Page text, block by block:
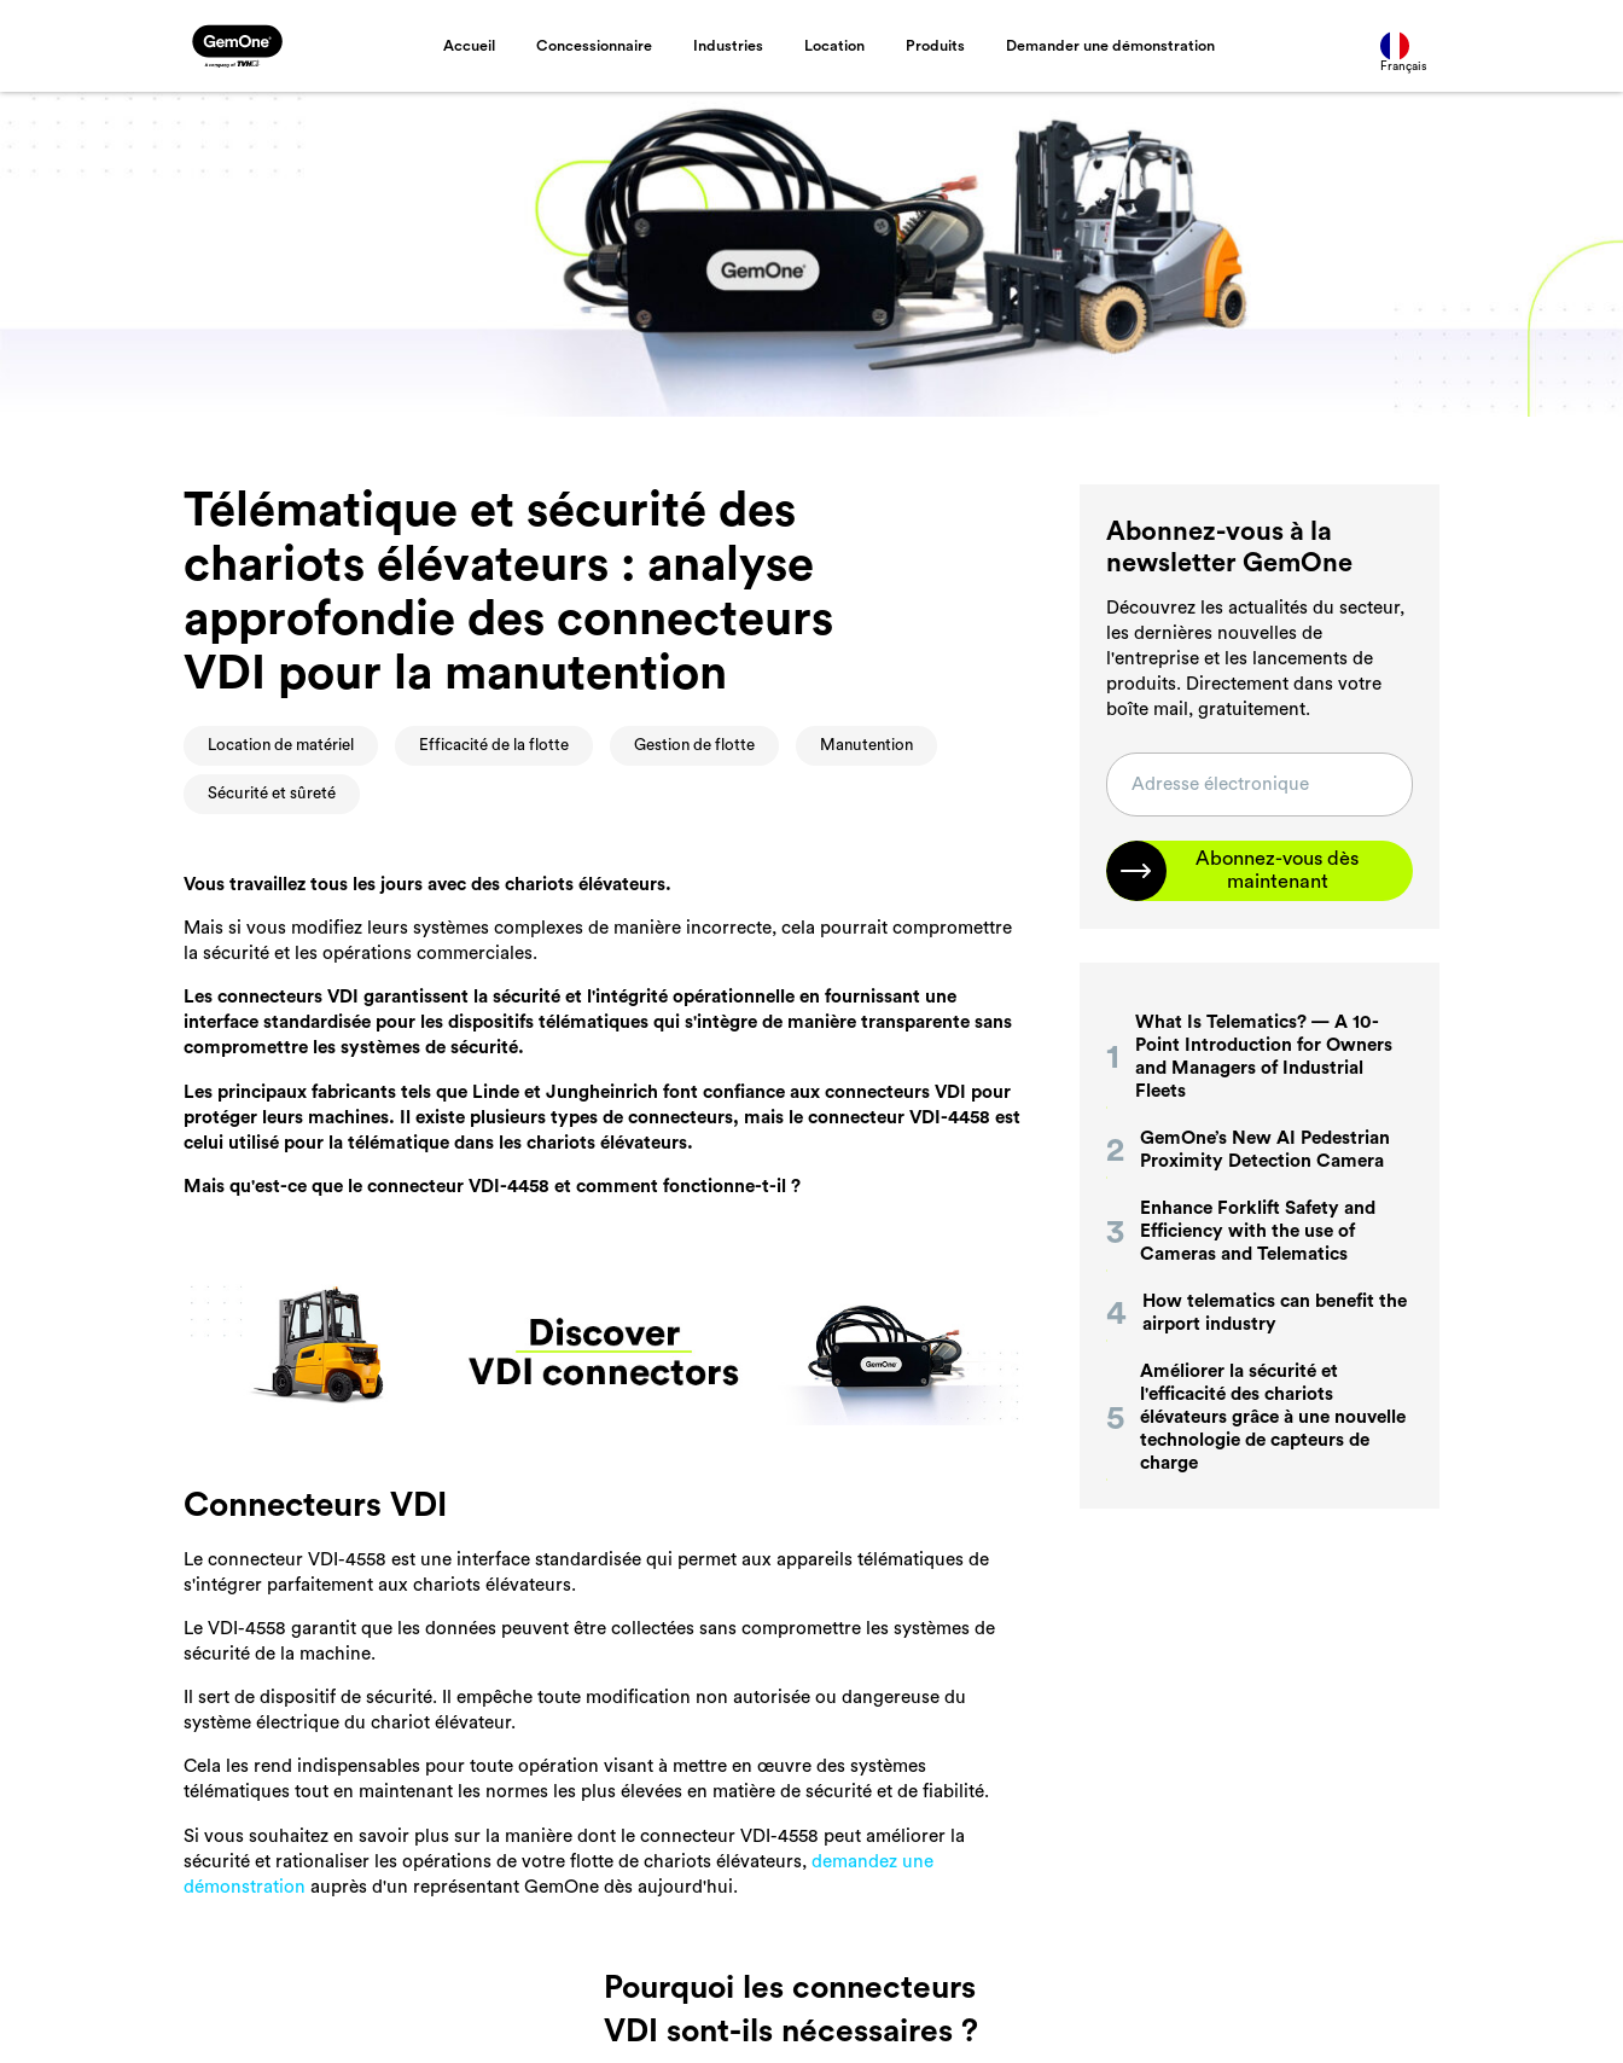
Accueil Concessionnaire Industries Location Produits Demander une démonstration
Français
Télématique et sécurité des
chariots élévateurs : analyse
approfondie des connecteurs
VDI pour la manutention
Location de matériel Efficacité de la flotte Gestion de flotte Manutention
Sécurité et sûreté
Vous travaillez tous les jours avec des chariots élévateurs.
Mais si vous modifiez leurs systèmes complexes de manière incorrecte, cela pourrait compromettre
la sécurité et les opérations commerciales.
Les connecteurs VDI garantissent la sécurité et l'intégrité opérationnelle en fournissant une
interface standardisée pour les dispositifs télématiques qui s'intègre de manière transparente sans
compromettre les systèmes de sécurité.
Les principaux fabricants tels que Linde et Jungheinrich font confiance aux connecteurs VDI pour
protéger leurs machines. Il existe plusieurs types de connecteurs, mais le connecteur VDI-4458 est
celui utilisé pour la télématique dans les chariots élévateurs.
Mais qu'est-ce que le connecteur VDI-4458 et comment fonctionne-t-il ?
Connecteurs VDI
Le connecteur VDI-4558 est une interface standardisée qui permet aux appareils télématiques de
s'intégrer parfaitement aux chariots élévateurs.
Le VDI-4558 garantit que les données peuvent être collectées sans compromettre les systèmes de
sécurité de la machine.
Il sert de dispositif de sécurité. Il empêche toute modification non autorisée ou dangereuse du
système électrique du chariot élévateur.
Cela les rend indispensables pour toute opération visant à mettre en œuvre des systèmes
télématiques tout en maintenant les normes les plus élevées en matière de sécurité et de fiabilité.
Si vous souhaitez en savoir plus sur la manière dont le connecteur VDI-4558 peut améliorer la
sécurité et rationaliser les opérations de votre flotte de chariots élévateurs, demandez une
démonstration auprès d'un représentant GemOne dès aujourd'hui.
Pourquoi les connecteurs
VDI sont-ils nécessaires ?
Abonnez-vous à la
newsletter GemOne
Découvrez les actualités du secteur,
les dernières nouvelles de
l'entreprise et les lancements de
produits. Directement dans votre
boîte mail, gratuitement.
Abonnez-vous dès
maintenant
What Is Telematics? — A 10-
Point Introduction for Owners
and Managers of Industrial
Fleets
GemOne’s New AI Pedestrian
Proximity Detection Camera
Enhance Forklift Safety and
Efficiency with the use of
Cameras and Telematics
How telematics can benefit the
airport industry
Améliorer la sécurité et
l'efficacité des chariots
élévateurs grâce à une nouvelle
technologie de capteurs de
charge